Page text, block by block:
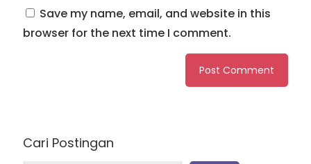
Save my name, email, and website in this
browser for the next time I comment.
Cari Postingan